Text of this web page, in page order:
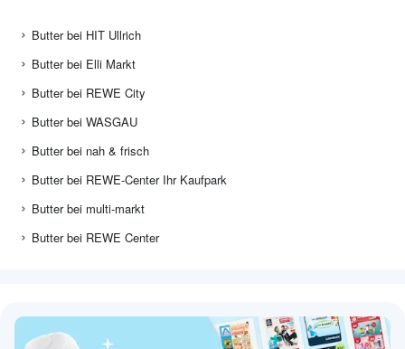
Butter bei HIT Ullrich
Butter bei Elli Markt
Butter bei REWE City
Butter bei WASGAU
Butter bei nah & frisch
Butter bei REWE-Center Ihr Kaufpark
Butter bei multi-markt
Butter bei REWE Center